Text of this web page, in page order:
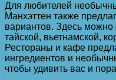
Для любителей
Манхэттен также
вариантов. Здесь можно
тайской, вьетнамской,
Рестораны и кафе
ингредиентов и
чтобы удивить вас и